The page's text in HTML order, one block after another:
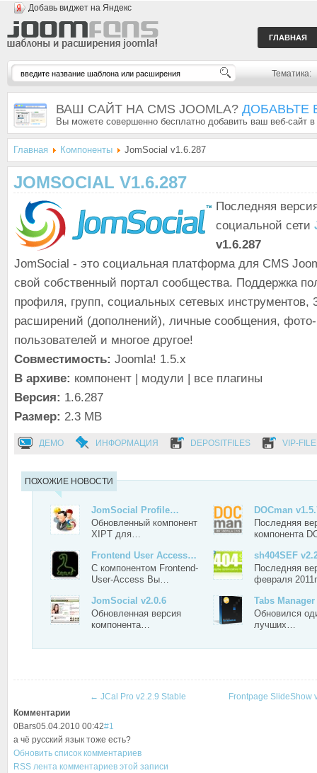
Добавь виджет на Яндекс
ГЛАВНАЯ
Тематика:
ВАШ САЙТ НА CMS JOOMLA? ДОБАВЬТЕ
Вы можете совершенно бесплатно добавить ваш веб-сайт
Главная Компоненты JomSocial v1.6.287
JOMSOCIAL V1.6.287
Последняя
социальной сети
v1.6.287
JomSocial - это социальная платформа для CMS
свой собственный портал сообщества. Поддержка
профиля, групп, социальных сетевых инструментов,
расширений (дополнений), личные сообщения, фото-
пользователей и многое другое!
Совместимость: Joomla! 1.5.x
В архиве: компонент | модули | все плагины
Версия: 1.6.287
Размер: 2.3 MB
ДЕМО ИНФОРМАЦИЯ DEPOSITFILES VIP-FILE
ПОХОЖИЕ НОВОСТИ
JomSocial Profile…
Обновленный компонент
XIPT для…
DOCman
Последняя
компонента
Frontend User Access…
С компонентом Frontend-
User-Access Вы…
sh404SEF
Последняя
февраля
JomSocial v2.0.6
Обновленная версия
компонента…
Tabs
Обновился
лучших…
← JCal Pro v2.2.9 Stable
Frontpage SlideShow
Комментарии
0Bars05.04.2010 00:42#1
а чё русский язык тоже есть?
Обновить список комментариев
RSS лента комментариев этой записи